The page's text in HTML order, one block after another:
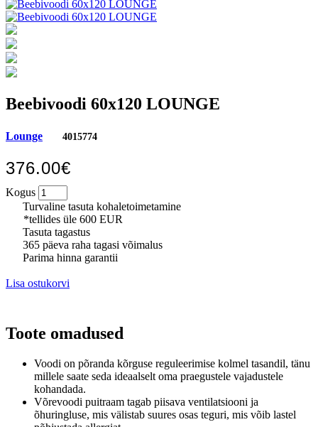
Beebivoodi 60x120 LOUNGE
Lounge 4015774
376.00€
Kogus
Turvaline tasuta kohaletoimetamine
*tellides üle 600 EUR
Tasuta tagastus
365 päeva raha tagasi võimalus
Parima hinna garantii
Lisa ostukorvi
Toote omadused
Voodi on põranda kõrguse reguleerimise kolmel tasandil, tänu
millele saate seda ideaalselt oma praegustele vajadustele
kohandada.
Võrevoodi puitraam tagab piisava ventilatsiooni ja
õhuringluse, mis välistab suures osas teguri, mis võib lastel